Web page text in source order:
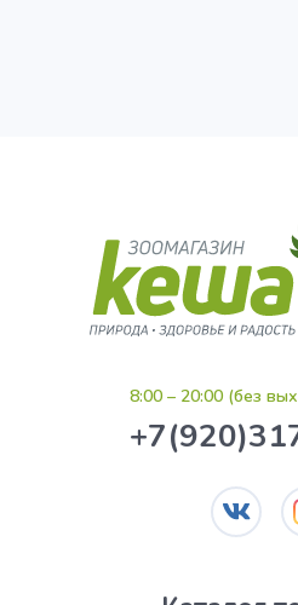
8:00 – 20:00 (без